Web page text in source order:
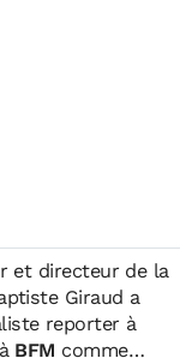
et directeur de la
reporter à
BFM comme